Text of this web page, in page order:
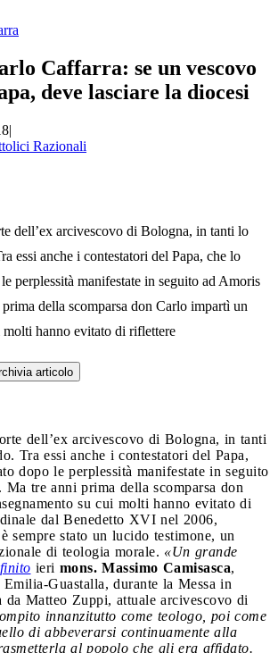
Caffarra: se un vescovo
deve lasciare la diocesi
|
Razionali
dell’ex arcivescovo di Bologna, in tanti lo
essi anche i contestatori del Papa, che lo
perplessità manifestate in seguito ad Amoris
della scomparsa don Carlo impartì un
molti hanno evitato di riflettere
articolo
dell’ex arcivescovo di Bologna, in tanti
Tra essi anche i contestatori del Papa,
dopo le perplessità manifestate in seguito
tre anni prima della scomparsa don
su cui molti hanno evitato di
dal Benedetto XVI nel 2006,
è sempre stato un lucido testimone, un
di teologia morale. «Un grande
ieri mons. Massimo Camisasca,
Guastalla, durante la Messa in
da Matteo Zuppi, attuale arcivescovo di
innanzitutto come teologo, poi come
di abbeverarsi continuamente alla
al popolo che gli era affidato.